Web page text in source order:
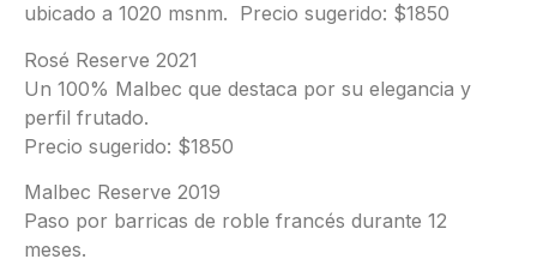
ubicado a 1020 msnm. Precio sugerido: $1850
Rosé Reserve 2021
Un 100% Malbec que destaca por su elegancia y
perfil frutado.
Precio sugerido: $1850
Malbec Reserve 2019
Paso por barricas de roble francés durante 12
meses.